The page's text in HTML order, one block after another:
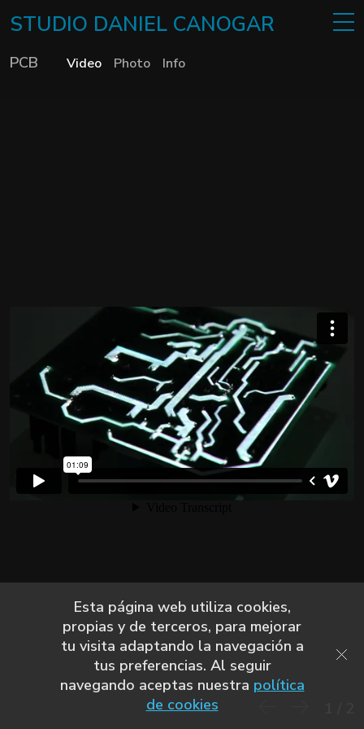
STUDIO DANIEL CANOGAR
PCB Video Photo Info
Esta página web utiliza cookies,
propias y de terceros, para mejorar
tu visita adaptando la navegación a
tus preferencias. Al seguir
navegando aceptas nuestra política
de cookies